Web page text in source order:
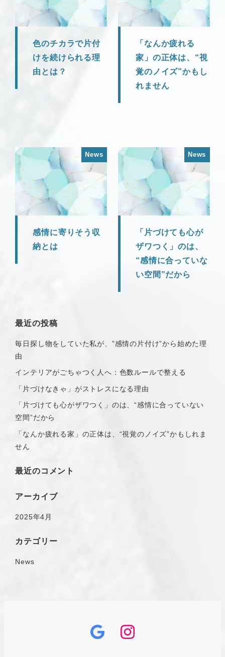
色のチカラで片付
けを続けられる理
由とは？
「なんか疲れる
家」の正体は、“視
覚のノイズ”かもし
れません
News
感情に寄りそう収
納とは
News
「片づけても心が
ザワつく」のは、
“感情に合っていな
い空間”だから
最近の投稿
毎日探し物をしていた私が、”感情の片付け”から始めた理
由
インテリアがごちゃつく人へ：色数ルールで整える
「片づけなきゃ」がストレスになる理由
「片づけても心がザワつく」のは、“感情に合っていない
空間”だから
「なんか疲れる家」の正体は、“視覚のノイズ”かもしれま
せん
最近のコメント
アーカイブ
2025年4月
カテゴリー
News
グ
イ